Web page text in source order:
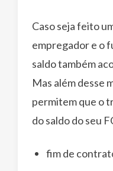
Caso seja feito
empregador e o
saldo também
Mas além desse
permitem que o
do saldo do seu
fim de